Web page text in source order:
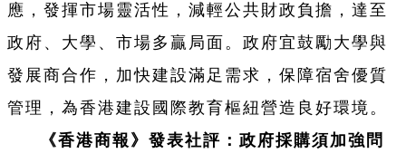
應，發揮市場靈活性，減輕公共財政負擔，達至
政府、大學、市場多贏局面。政府宜鼓勵大學與
發展商合作，加快建設滿足需求，保障宿舍優質
管理，為香港建設國際教育樞紐營造良好環境。
《香港商報》發表社評：政府採購須加強問